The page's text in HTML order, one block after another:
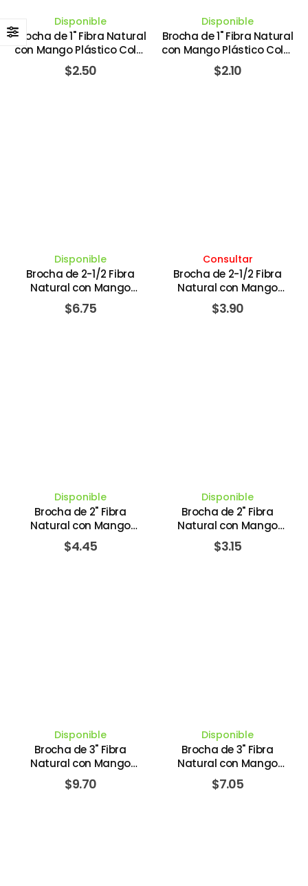
Disponible
Brocha de 1" Fibra Natural
con Mango Plástico Color
Marrón 25MM. UNIVERSAL -
BARBOSA
$2.50
Disponible
Brocha de 1" Fibra Natural
con Mango Plástico Color
Rojo #12 25MM. UNIVERSAL
- BARBOSA
$2.10
Disponible
Brocha de 2-1/2 Fibra
Natural con Mango
Plástico Color Marrón
60MM. UNIVERSAL -
$6.75
Consultar
Brocha de 2-1/2 Fibra
Natural con Mango
Plástico Color Rojo #30
60MM. UNIVERSAL -
$3.90
Disponible
Brocha de 2" Fibra
Natural con Mango
Plástico Color Marrón
50MM. UNIVERSAL -
$4.45
Disponible
Brocha de 2" Fibra
Natural con Mango
Plástico Color Rojo #24
50MM. UNIVERSAL -
$3.15
Disponible
Brocha de 3" Fibra
Natural con Mango
Plástico Color Marrón
80MM. UNIVERSAL -
$9.70
Disponible
Brocha de 3" Fibra
Natural con Mango
Plástico Color Rojo #36
75MM. UNIVERSAL -
$7.05